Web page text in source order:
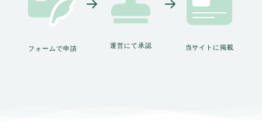
フォームで申請 運営にて承認 当サイトに掲載